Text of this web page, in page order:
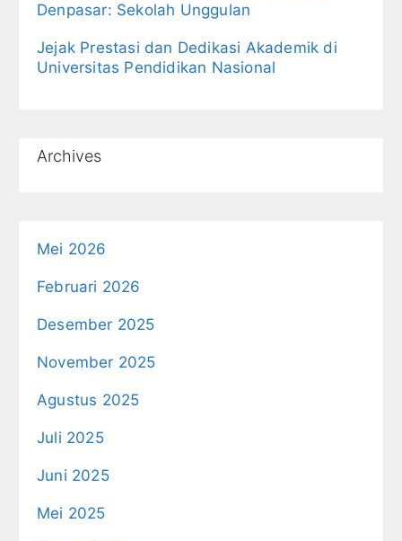
Denpasar: Sekolah Unggulan
Jejak Prestasi dan Dedikasi Akademik di
Universitas Pendidikan Nasional
Archives
Mei 2026
Februari 2026
Desember 2025
November 2025
Agustus 2025
Juli 2025
Juni 2025
Mei 2025